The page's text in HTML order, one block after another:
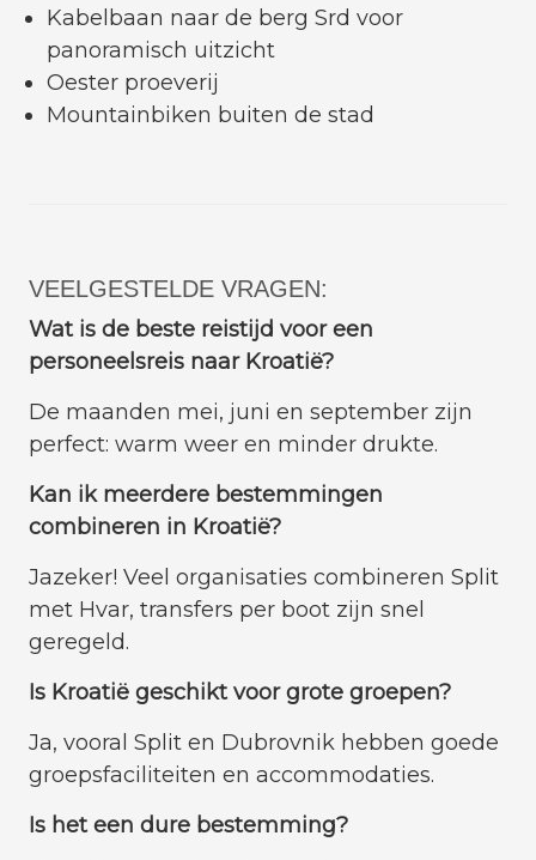
Kabelbaan naar de berg Srd voor
panoramisch uitzicht
Oester proeverij
Mountainbiken buiten de stad
VEELGESTELDE VRAGEN:
Wat is de beste reistijd voor een
personeelsreis naar Kroatië?
De maanden mei, juni en september zijn
perfect: warm weer en minder drukte.
Kan ik meerdere bestemmingen
combineren in Kroatië?
Jazeker! Veel organisaties combineren Split
met Hvar, transfers per boot zijn snel
geregeld.
Is Kroatië geschikt voor grote groepen?
Ja, vooral Split en Dubrovnik hebben goede
groepsfaciliteiten en accommodaties.
Is het een dure bestemming?